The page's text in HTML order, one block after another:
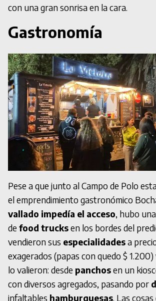
con una gran sonrisa en la cara.
Gastronomía
Pese a que junto al Campo de Polo
el emprendimiento gastronómico
vallado impedía el acceso, hubo
defood trucksen los bordes del
vendieron sus especialidadesa
exagerados (papas con quedo $
lo valieron: desde panchosen un
con diversos agregados, pasando por
infaltables hamburguesas. Las